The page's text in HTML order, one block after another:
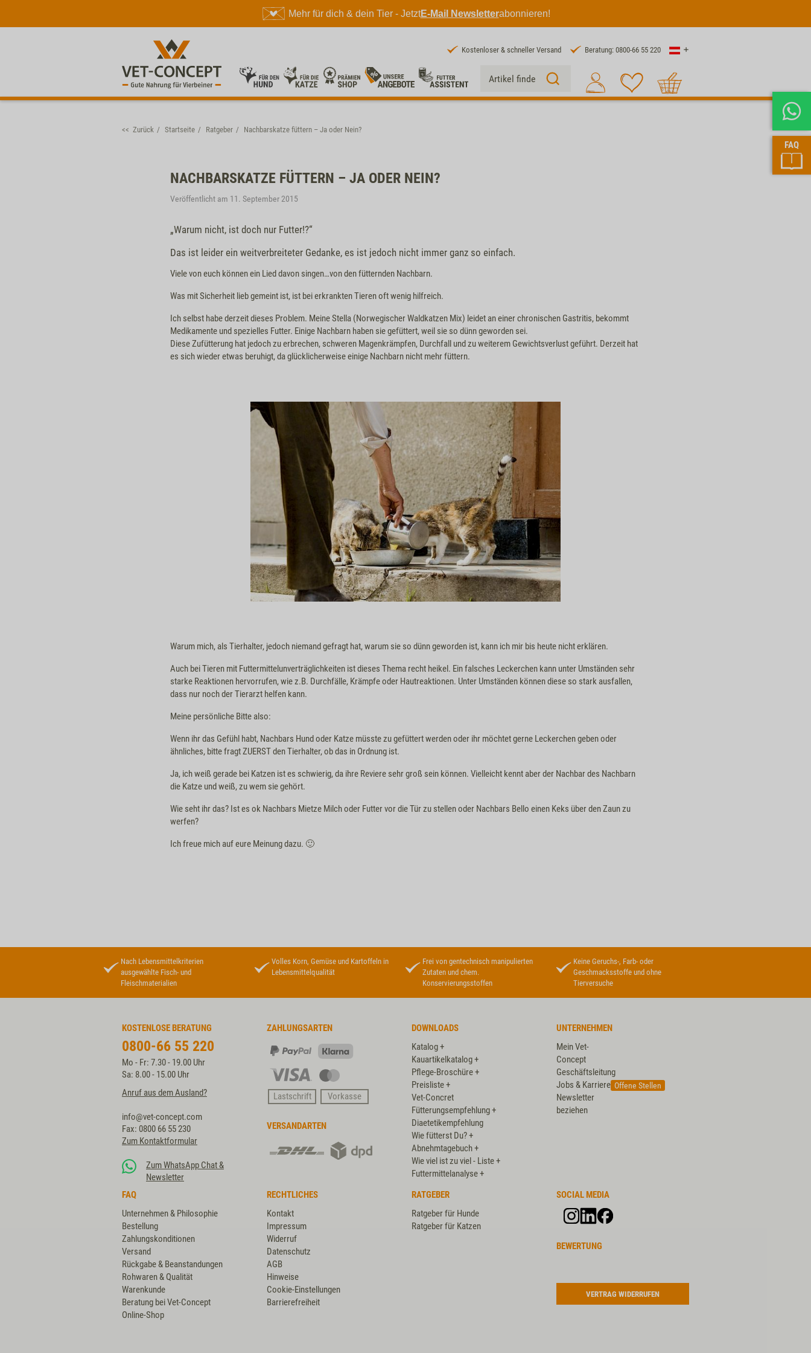
Mehr für dich & dein Tier - JetztE-Mail Newsletterabonnieren!
FAQ
Kostenloser & schneller Versand Beratung: 0800-66 55 220 Land
Suche 1
<< Zurück Startseite Ratgeber Nachbarskatze füttern – Ja oder Nein?
NACHBARSKATZE FÜTTERN – JA ODER NEIN?
Veröffentlicht am 11. September 2015
„Warum nicht, ist doch nur Futter!?“
Das ist leider ein weitverbreiteter Gedanke, es ist jedoch nicht immer ganz so einfach.
Viele von euch können ein Lied davon singen…von den fütternden Nachbarn.
Was mit Sicherheit lieb gemeint ist, ist bei erkrankten Tieren oft wenig hilfreich.
Ich selbst habe derzeit dieses Problem. Meine Stella (Norwegischer Waldkatzen Mix) leidet an einer chronischen Gastritis, bekommt
Medikamente und spezielles Futter. Einige Nachbarn haben sie gefüttert, weil sie so dünn geworden sei.
Diese Zufütterung hat jedoch zu erbrechen, schweren Magenkrämpfen, Durchfall und zu weiterem Gewichtsverlust geführt. Derzeit hat
es sich wieder etwas beruhigt, da glücklicherweise einige Nachbarn nicht mehr füttern.
Warum mich, als Tierhalter, jedoch niemand gefragt hat, warum sie so dünn geworden ist, kann ich mir bis heute nicht erklären.
Auch bei Tieren mit Futtermittelunverträglichkeiten ist dieses Thema recht heikel. Ein falsches Leckerchen kann unter Umständen sehr
starke Reaktionen hervorrufen, wie z.B. Durchfälle, Krämpfe oder Hautreaktionen. Unter Umständen können diese so stark ausfallen,
dass nur noch der Tierarzt helfen kann.
Meine persönliche Bitte also:
Wenn ihr das Gefühl habt, Nachbars Hund oder Katze müsste zu gefüttert werden oder ihr möchtet gerne Leckerchen geben oder
ähnliches, bitte fragt ZUERST den Tierhalter, ob das in Ordnung ist.
Ja, ich weiß gerade bei Katzen ist es schwierig, da ihre Reviere sehr groß sein können. Vielleicht kennt aber der Nachbar des Nachbarn
die Katze und weiß, zu wem sie gehört.
Wie seht ihr das? Ist es ok Nachbars Mietze Milch oder Futter vor die Tür zu stellen oder Nachbars Bello einen Keks über den Zaun zu
werfen?
Ich freue mich auf eure Meinung dazu. 🙂
Nach Lebensmittelkriterien
ausgewählte Fisch- und
Fleischmaterialien
Volles Korn, Gemüse und Kartoffeln in
Lebensmittelqualität
Frei von gentechnisch manipulierten
Zutaten und chem.
Konservierungsstoffen
Keine Geruchs-, Farb- oder
Geschmacksstoffe und ohne
Tierversuche
KOSTENLOSE BERATUNG
0800-66 55 220
Mo - Fr: 7.30 - 19.00 Uhr
Sa: 8.00 - 15.00 Uhr
Anruf aus dem Ausland?
info@vet-concept.com
Fax: 0800 66 55 230
Zum Kontaktformular
Zum WhatsApp Chat &
Newsletter
ZAHLUNGSARTEN
PayPal
Visa
Lastschrift
Vorkasse
VERSANDARTEN
DHL
DPD
DOWNLOADS
Katalog +
Kauartikelkatalog +
Pflege-Broschüre +
Preisliste +
Vet-Concret
Fütterungsempfehlung +
Diaetetikempfehlung
Wie fütterst Du? +
Abnehmtagebuch +
Wie viel ist zu viel - Liste +
Futtermittelanalyse +
UNTERNEHMEN
Mein Vet-
Concept
Geschäftsleitung
Jobs & Karriere Offene Stellen
Newsletter
beziehen
FAQ
Unternehmen & Philosophie
Bestellung
Zahlungskonditionen
Versand
Rückgabe & Beanstandungen
Rohwaren & Qualität
Warenkunde
Beratung bei Vet-Concept
Online-Shop
RECHTLICHES
Kontakt
Impressum
Widerruf
Datenschutz
AGB
Hinweise
Cookie-Einstellungen
Barrierefreiheit
RATGEBER
Ratgeber für Hunde
Ratgeber für Katzen
SOCIAL MEDIA
BEWERTUNG
VERTRAG WIDERRUFEN